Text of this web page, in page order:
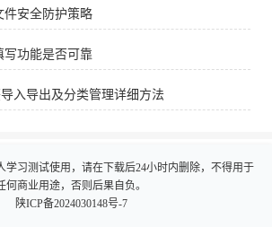
件安全防护策略
写功能是否可靠
入导出及分类管理详细方法
学习测试使用，请在下载后24小时内删除，不得用于
何商业用途，否则后果自负。
陕ICP备2024030148号-7